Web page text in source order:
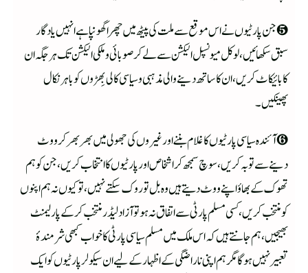
❺ جن پارٹیوں نے اس موقع سے ملت کی پیٹھ میں چھرا گھونپا ہے انہیں یادگار
سبق سکھائیں، لوکل میونسپل الیکشن سے لے کر صوبائی و ملکی الیکشن تک ہر جگہ ان
کا بائیکاٹ کریں، ان کا ساتھ دینے والی مذہبی و سیاسی کالی بِھڑوں کو باہر نکال
پھینکیں۔
❻ آئندہ سیاسی پارٹیوں کا غلام بننے اور غیروں کی جھولی میں بھر بھر کر ووٹ
دینے سے توبہ کریں، سوچ سمجھ کر اشخاص اور پارٹیوں کا انتخاب کریں، جن کو ہم
تھوک کے بھاؤ اپنے ووٹ دیتے ہیں وہ بل تو روک سکتے نہیں، تو کیوں نہ ہم اپنوں
کو منتخب کریں، کسی مسلم پارٹی سے اتفاق نہ ہوتو آزاد لیڈر منتخب کرکے پارلیمنٹ
بھیجیں، ہم جانتے ہیں کہ اس ملک میں مسلم سیاسی پارٹی کا خواب کبھی شرمندۂ
تعبیر نہیں ہوگا مگر ہم اپنی ناراضگی کے اظہار کے لیے ان سیکولر پارٹیوں کو ایک